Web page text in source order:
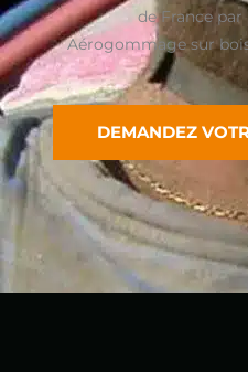
de France par
Aérogommage sur
DEMANDEZ